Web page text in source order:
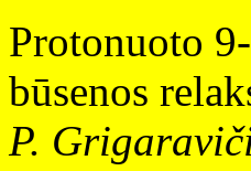
Protonuoto
būsenos
P.